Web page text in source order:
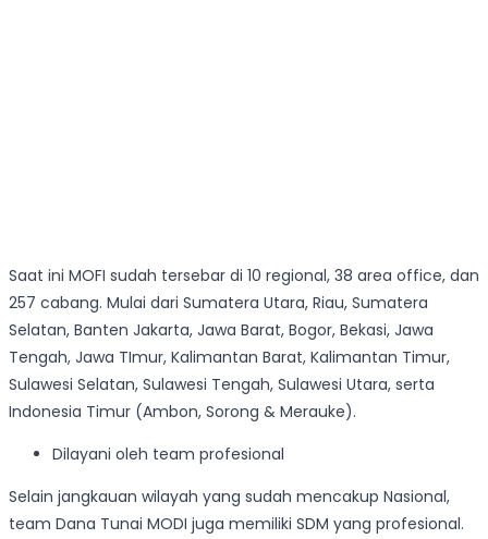
Saat ini MOFI sudah tersebar di 10 regional, 38 area office, dan
257 cabang. Mulai dari Sumatera Utara, Riau, Sumatera
Selatan, Banten Jakarta, Jawa Barat, Bogor, Bekasi, Jawa
Tengah, Jawa TImur, Kalimantan Barat, Kalimantan Timur,
Sulawesi Selatan, Sulawesi Tengah, Sulawesi Utara, serta
Indonesia Timur (Ambon, Sorong & Merauke).
Dilayani oleh team profesional
Selain jangkauan wilayah yang sudah mencakup Nasional,
team Dana Tunai MODI juga memiliki SDM yang profesional.